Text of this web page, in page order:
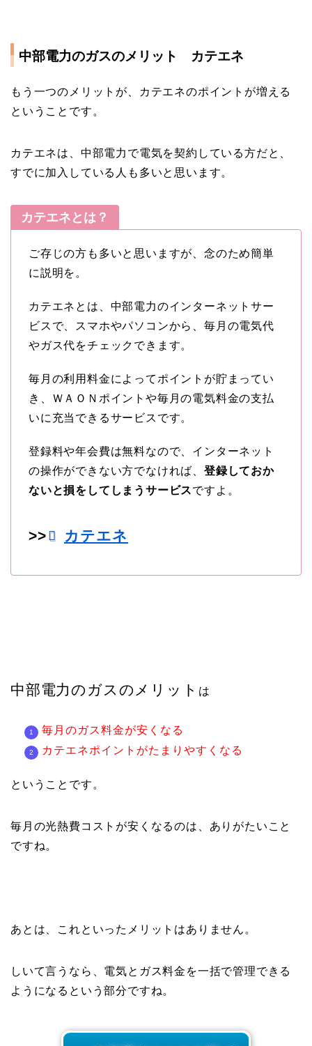
中部電力のガスのメリット カテエネ
もう一つのメリットが、カテエネのポイントが増える
ということです。
カテエネは、中部電力で電気を契約している方だと、
すでに加入している人も多いと思います。
カテエネとは？
ご存じの方も多いと思いますが、念のため簡単
に説明を。
カテエネとは、中部電力のインターネットサー
ビスで、スマホやパソコンから、毎月の電気代
やガス代をチェックできます。
毎月の利用料金によってポイントが貯まってい
き、ＷＡＯＮポイントや毎月の電気料金の支払
いに充当できるサービスです。
登録料や年会費は無料なので、インターネット
の操作ができない方でなければ、 登録しておか
ないと損をしてしまうサービスですよ。
>> カテエネ
中部電力のガスのメリット は
毎月のガス料金が安くなる
カテエネポイントがたまりやすくなる
ということです。
毎月の光熱費コストが安くなるのは、ありがたいこと
ですね。
あとは、これといったメリットはありません。
しいて言うなら、電気とガス料金を一括で管理できる
ようになるという部分ですね。